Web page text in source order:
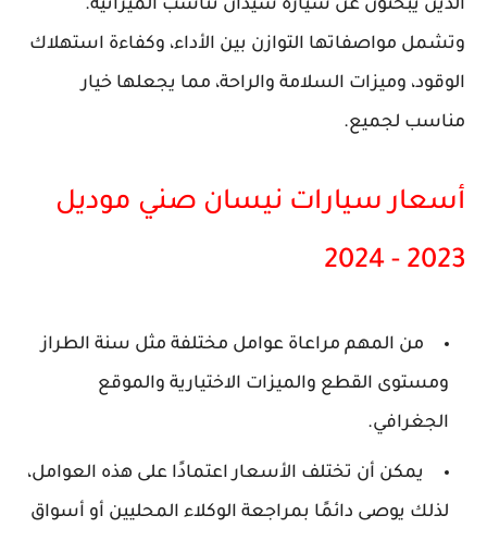
الذين يبحثون عن سيارة سيدان تناسب الميزانية.
وتشمل مواصفاتها التوازن بين الأداء، وكفاءة استهلاك
الوقود، وميزات السلامة والراحة، مما يجعلها خيار
مناسب لجميع.
أسعار سيارات نيسان صني موديل
2023 - 2024
من المهم مراعاة عوامل مختلفة مثل سنة الطراز
ومستوى القطع والميزات الاختيارية والموقع
الجغرافي.
يمكن أن تختلف الأسعار اعتمادًا على هذه العوامل،
لذلك يوصى دائمًا بمراجعة الوكلاء المحليين أو أسواق